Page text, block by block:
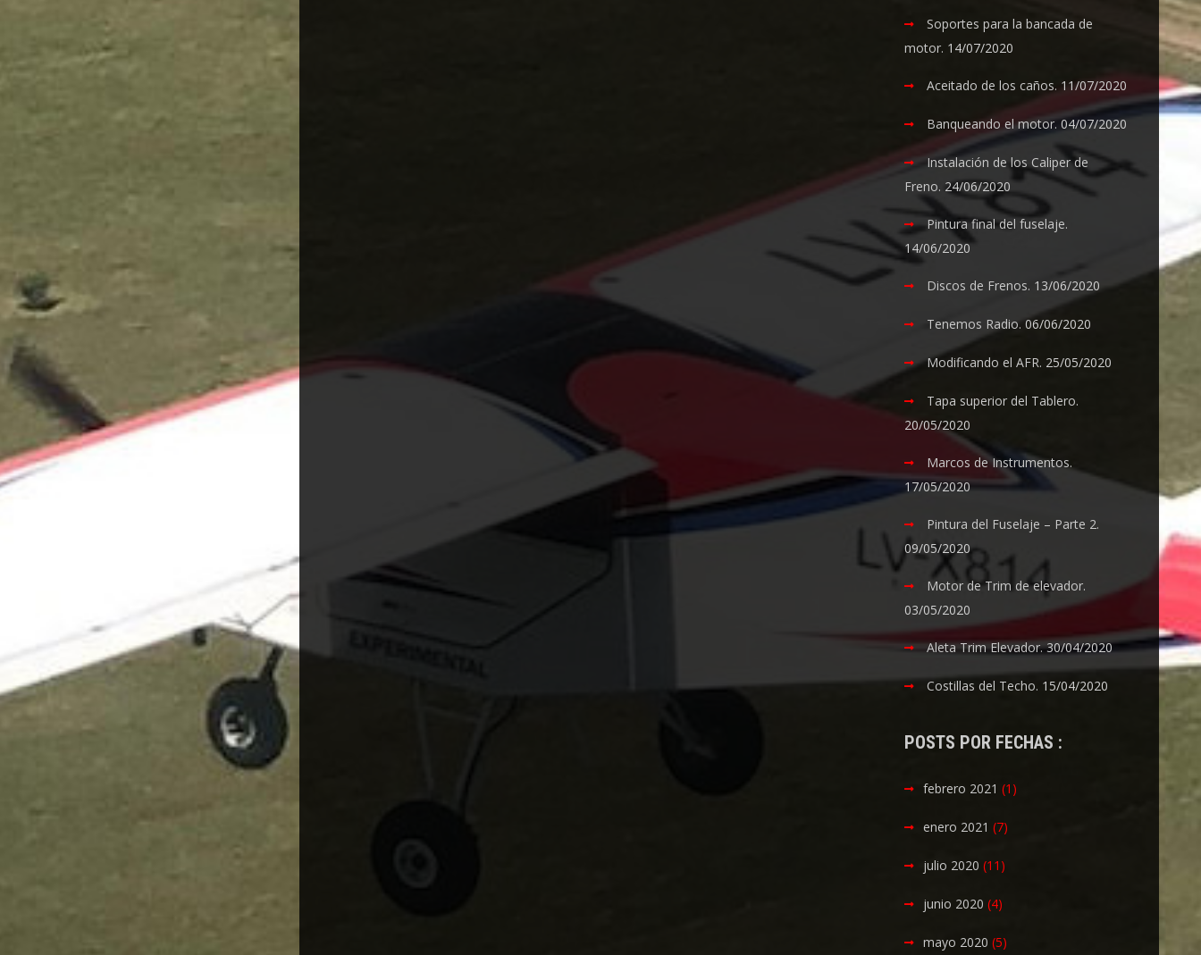
Soportes para la bancada de
motor. 14/07/2020
Aceitado de los caños. 11/07/2020
Banqueando el motor. 04/07/2020
Instalación de los Caliper de
Freno. 24/06/2020
Pintura final del fuselaje.
14/06/2020
Discos de Frenos. 13/06/2020
Tenemos Radio. 06/06/2020
Modificando el AFR. 25/05/2020
Tapa superior del Tablero.
20/05/2020
Marcos de Instrumentos.
17/05/2020
Pintura del Fuselaje – Parte 2.
09/05/2020
Motor de Trim de elevador.
03/05/2020
Aleta Trim Elevador. 30/04/2020
Costillas del Techo. 15/04/2020
POSTS POR FECHAS :
febrero 2021 (1)
enero 2021 (7)
julio 2020 (11)
junio 2020 (4)
mayo 2020 (5)